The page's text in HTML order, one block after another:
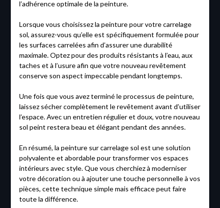
l’adhérence optimale de la peinture.
Lorsque vous choisissez la peinture pour votre carrelage
sol, assurez-vous qu’elle est spécifiquement formulée pour
les surfaces carrelées afin d’assurer une durabilité
maximale. Optez pour des produits résistants à l’eau, aux
taches et à l’usure afin que votre nouveau revêtement
conserve son aspect impeccable pendant longtemps.
Une fois que vous avez terminé le processus de peinture,
laissez sécher complètement le revêtement avant d’utiliser
l’espace. Avec un entretien régulier et doux, votre nouveau
sol peint restera beau et élégant pendant des années.
En résumé, la peinture sur carrelage sol est une solution
polyvalente et abordable pour transformer vos espaces
intérieurs avec style. Que vous cherchiez à moderniser
votre décoration ou à ajouter une touche personnelle à vos
pièces, cette technique simple mais efficace peut faire
toute la différence.